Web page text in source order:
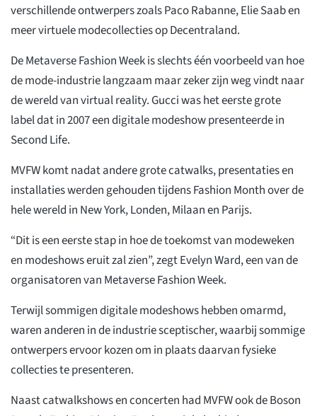
verschillende ontwerpers zoals Paco Rabanne, Elie Saab en
meer virtuele modecollecties op Decentraland.
De Metaverse Fashion Week is slechts één voorbeeld van hoe
de mode-industrie langzaam maar zeker zijn weg vindt naar
de wereld van virtual reality. Gucci was het eerste grote
label dat in 2007 een digitale modeshow presenteerde in
Second Life.
MVFW komt nadat andere grote catwalks, presentaties en
installaties werden gehouden tijdens Fashion Month over de
hele wereld in New York, Londen, Milaan en Parijs.
“Dit is een eerste stap in hoe de toekomst van modeweken
en modeshows eruit zal zien”, zegt Evelyn Ward, een van de
organisatoren van Metaverse Fashion Week.
Terwijl sommigen digitale modeshows hebben omarmd,
waren anderen in de industrie sceptischer, waarbij sommige
ontwerpers ervoor kozen om in plaats daarvan fysieke
collecties te presenteren.
Naast catwalkshows en concerten had MVFW ook de Boson